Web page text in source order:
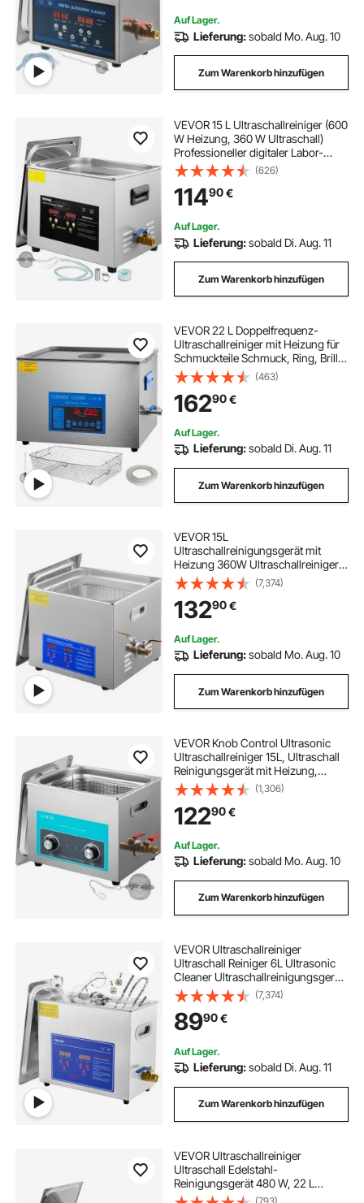
Auf Lager.
Lieferung:sobald Mo. Aug. 10
Zum Warenkorb hinzufügen
VEVOR 15 L Ultraschallreiniger (600
W Heizung, 360 W Ultraschall)
Professioneller digitaler Labor-
Ultraschall-Teilereiniger mit
Heizungstimer für die Reinigung
von Glaszahninstrumenten
(626)
11490€
Auf Lager.
Lieferung:sobald Di. Aug. 11
Zum Warenkorb hinzufügen
VEVOR 22 L Doppelfrequenz-
Ultraschallreiniger mit Heizung für
Schmuckteile Schmuck, Ring, Brille,
Platine Gebiss Register Platine,
28/40 KHz Ultraschall
Reinigungsgerät
(463)
16290€
Auf Lager.
Lieferung:sobald Di. Aug. 11
Zum Warenkorb hinzufügen
VEVOR 15L
Ultraschallreinigungsgerät mit
Heizung 360W Ultraschallreiniger
aus Edelstahl Ultraschallbad
Ultraschall Reinigungsgerät für
Brillen Schmuck Zahnprothesen
Münzen usw.
(7,374)
13290€
Auf Lager.
Lieferung:sobald Mo. Aug. 10
Zum Warenkorb hinzufügen
VEVOR Knob Control Ultrasonic
Ultraschallreiniger 15L, Ultraschall
Reinigungsgerät mit Heizung,
Schmuckreiniger Ultraschall 230 V,
Digitaler Ultraschallreiniger 400 W
Ultraschallreinigungsgerät 40 kHz
(1,306)
12290€
Auf Lager.
Lieferung:sobald Mo. Aug. 10
Zum Warenkorb hinzufügen
VEVOR Ultraschallreiniger
Ultraschall Reiniger 6L Ultrasonic
Cleaner Ultraschallreinigungsgerät
Edelstahl mit Digitaler Anzeige für
Schmuck Brillen und Zähne
(7,374)
8990€
Auf Lager.
Lieferung:sobald Di. Aug. 11
Zum Warenkorb hinzufügen
VEVOR Ultraschallreiniger
Ultraschall Edelstahl-
Reinigungsgerät 480 W, 22 L
Ultraschallreinigungsgerät mit